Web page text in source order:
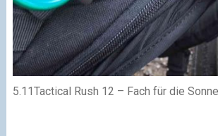
5.11Tactical Rush 12 – Fach für die